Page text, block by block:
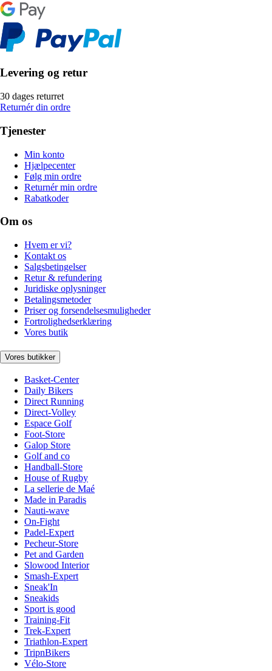
Levering og retur
30 dages returret
Returnér din ordre
Tjenester
Min konto
Hjælpecenter
Følg min ordre
Returnér min ordre
Rabatkoder
Om os
Hvem er vi?
Kontakt os
Salgsbetingelser
Retur & refundering
Juridiske oplysninger
Betalingsmetoder
Priser og forsendelsesmuligheder
Fortrolighedserklæring
Vores butik
Vores butikker
Basket-Center
Daily Bikers
Direct Running
Direct-Volley
Espace Golf
Foot-Store
Galop Store
Golf and co
Handball-Store
House of Rugby
La sellerie de Maé
Made in Paradis
Nauti-wave
On-Fight
Padel-Expert
Pecheur-Store
Pet and Garden
Slowood Interior
Smash-Expert
Sneak'In
Sneakids
Sport is good
Training-Fit
Trek-Expert
Triathlon-Expert
TripnBikers
Vélo-Store